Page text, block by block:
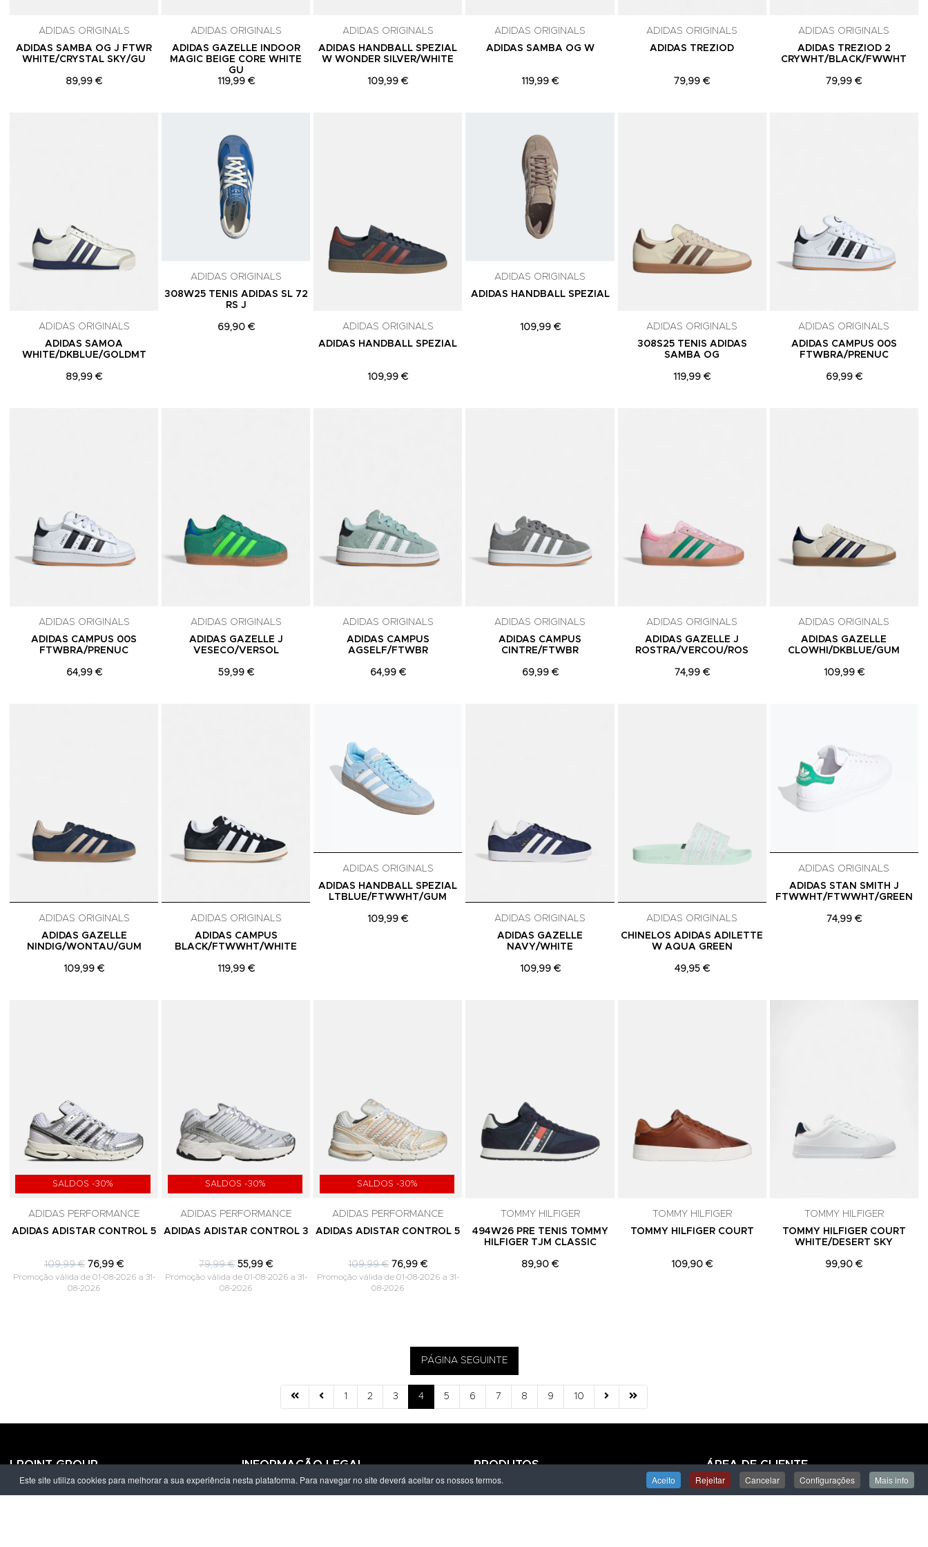
ADIDAS ORIGINALS
ADIDAS SAMBA OG J FTWR
WHITE/CRYSTAL SKY/GU
89,99 €
ADIDAS ORIGINALS
ADIDAS GAZELLE INDOOR
MAGIC BEIGE CORE WHITE
GU
119,99 €
ADIDAS ORIGINALS
ADIDAS HANDBALL SPEZIAL
W WONDER SILVER/WHITE
109,99 €
ADIDAS ORIGINALS
ADIDAS SAMBA OG W
119,99 €
ADIDAS ORIGINALS
ADIDAS TREZIOD
79,99 €
ADIDAS ORIGINALS
ADIDAS TREZIOD 2
CRYWHT/BLACK/FWWHT
79,99 €
ADIDAS ORIGINALS
ADIDAS SAMOA
WHITE/DKBLUE/GOLDMT
89,99 €
ADIDAS ORIGINALS
308W25 TENIS ADIDAS SL 72
RS J
69,90 €
ADIDAS ORIGINALS
ADIDAS HANDBALL SPEZIAL
109,99 €
ADIDAS ORIGINALS
ADIDAS HANDBALL SPEZIAL
109,99 €
ADIDAS ORIGINALS
308S25 TENIS ADIDAS
SAMBA OG
119,99 €
ADIDAS ORIGINALS
ADIDAS CAMPUS 00S
FTWBRA/PRENUC
69,99 €
ADIDAS ORIGINALS
ADIDAS CAMPUS 00S
FTWBRA/PRENUC
64,99 €
ADIDAS ORIGINALS
ADIDAS GAZELLE J
VESECO/VERSOL
59,99 €
ADIDAS ORIGINALS
ADIDAS CAMPUS
AGSELF/FTWBR
64,99 €
ADIDAS ORIGINALS
ADIDAS CAMPUS
CINTRE/FTWBR
69,99 €
ADIDAS ORIGINALS
ADIDAS GAZELLE J
ROSTRA/VERCOU/ROS
74,99 €
ADIDAS ORIGINALS
ADIDAS GAZELLE
CLOWHI/DKBLUE/GUM
109,99 €
ADIDAS ORIGINALS
ADIDAS GAZELLE
NINDIG/WONTAU/GUM
109,99 €
ADIDAS ORIGINALS
ADIDAS CAMPUS
BLACK/FTWWHT/WHITE
119,99 €
ADIDAS ORIGINALS
ADIDAS HANDBALL SPEZIAL
LTBLUE/FTWWHT/GUM
109,99 €
ADIDAS ORIGINALS
ADIDAS GAZELLE
NAVY/WHITE
109,99 €
ADIDAS ORIGINALS
CHINELOS ADIDAS ADILETTE
W AQUA GREEN
49,95 €
ADIDAS ORIGINALS
ADIDAS STAN SMITH J
FTWWHT/FTWWHT/GREEN
74,99 €
SALDOS -30%
ADIDAS PERFORMANCE
ADIDAS ADISTAR CONTROL 5
109,99 € 76,99 €
Promoção válida de 01-08-2026 a 31-
08-2026
SALDOS -30%
ADIDAS PERFORMANCE
ADIDAS ADISTAR CONTROL 3
79,99 € 55,99 €
Promoção válida de 01-08-2026 a 31-
08-2026
SALDOS -30%
ADIDAS PERFORMANCE
ADIDAS ADISTAR CONTROL 5
109,99 € 76,99 €
Promoção válida de 01-08-2026 a 31-
08-2026
TOMMY HILFIGER
494W26 PRE TENIS TOMMY
HILFIGER TJM CLASSIC
89,90 €
TOMMY HILFIGER
TOMMY HILFIGER COURT
109,90 €
TOMMY HILFIGER
TOMMY HILFIGER COURT
WHITE/DESERT SKY
99,90 €
PÁGINA SEGUINTE
1 2 3 4 5 6 7 8 9 10
LPOINT GROUP INFORMAÇÃO LEGAL PRODUTOS ÁREA DE CLIENTE
Este site utiliza cookies para melhorar a sua experiência nesta plataforma. Para navegar no site deverá aceitar os nossos termos. Aceito Rejeitar Cancelar Configurações Mais info